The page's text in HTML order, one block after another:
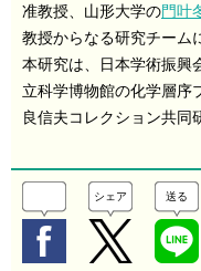
准教授、山形大学の門叶
教授からなる研究チーム
本研究は、日本学術振興
立科学博物館の化学層序
良信夫コレクション共同
シェア 送る